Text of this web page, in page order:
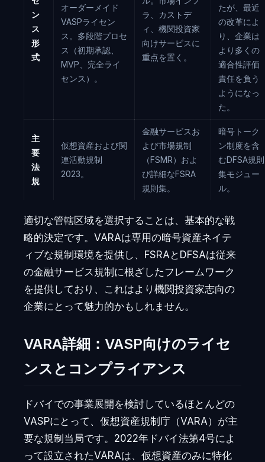
ン
ス
形
式
オーダーメイド
VASPライセン
ス。多段階プロセ
ス（初期承認、
MVP、完全ライ
センス）。
ラ、カストデ
ィ、機関投資家
向けサービスに
重点を置く。
たが、最近
の改革によ
り、企業は
より多くの
適合性評価
責任を負う
ようになっ
た。
主
要
法
規
仮想資産および関
連活動規制
2023。
金融サービスお
よび市場規制
（FSMR）およ
び詳細なFSRA
規則集。
暗号トーク
ン制度を含
むDFSA規則
集モジュー
ル。
適切な管轄区域を選択することは、基本的な戦
略的決定です。VARAは専用の暗号資産ネイテ
ィブな規制環境を提供し、FSRAとDFSAは従来
の金融サービス規制に根ざしたフレームワーク
を提供しており、これはより機関投資家志向の
企業にとって魅力的かもしれません。
VARA詳細：VASP向けのライセ
ンスとコンプライアンス
ドバイでの事業展開を検討しているほとんどの
VASPにとって、仮想資産規制庁（VARA）が主
要な規制当局です。2022年ドバイ法第4号によ
って設立されたVARAは、仮想資産のみに特化